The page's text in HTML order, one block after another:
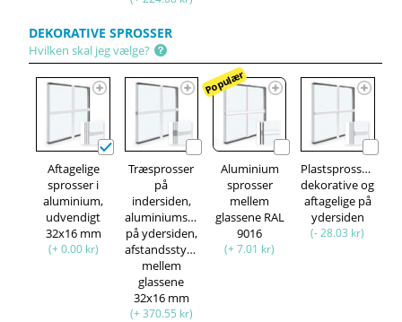
DEKORATIVE SPROSSER
Hvilken skal jeg vælge?
Aftagelige
sprosser i
aluminium,
udvendigt
32x16 mm
(+ 0.00 kr)
Træsprosser
på
indersiden,
aluminiumsprosser
på ydersiden,
afstandsstykke
mellem
glassene
32x16 mm
(+ 370.55 kr)
Populær
Aluminium
sprosser
mellem
glassene RAL
9016
(+ 7.01 kr)
Plastsprosser,
dekorative og
aftagelige på
ydersiden
(- 28.03 kr)